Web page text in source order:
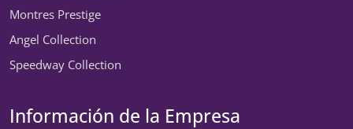
Montres Prestige
Angel Collection
Speedway Collection
Información de la Empresa